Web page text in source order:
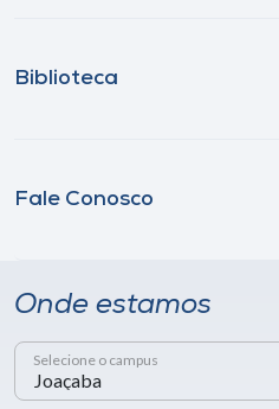
Biblioteca
Fale Conosco
Onde estamos
Selecione o campus